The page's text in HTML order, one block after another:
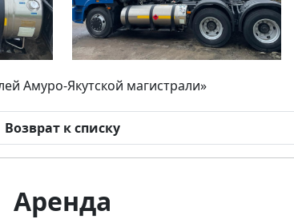
Амуро-Якутской магистрали»
Возврат к списку
Аренда